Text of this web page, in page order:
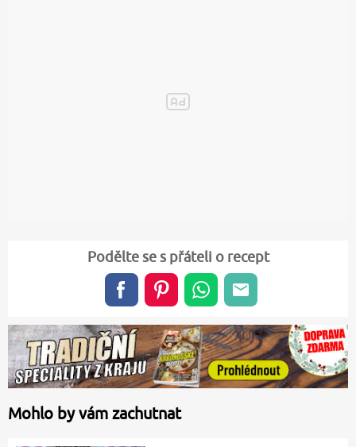
Podělte se s přáteli o recept
Mohlo by vám zachutnat